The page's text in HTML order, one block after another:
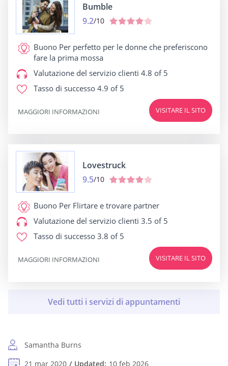
Bumble
9.2/10
Buono Per perfetto per le donne che preferiscono
fare la prima mossa
Valutazione del servizio clienti 4.8 of 5
Tasso di successo 4.9 of 5
VISITARE IL SITO
MAGGIORI INFORMAZIONI
Lovestruck
9.5/10
Buono Per Flirtare e trovare partner
Valutazione del servizio clienti 3.5 of 5
Tasso di successo 3.8 of 5
VISITARE IL SITO
MAGGIORI INFORMAZIONI
Samantha Burns
21 mar 2020
Updated: 10 feb 2026